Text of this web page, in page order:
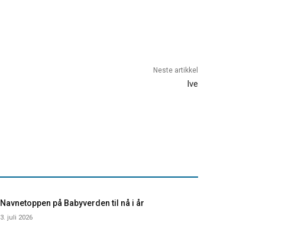
Neste artikkel
Ive
Navnetoppen på Babyverden til nå i år
3. juli 2026